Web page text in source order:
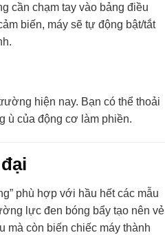
cần chạm tay vào bảng điều
biến, máy sẽ tự động bật/tắt
hiện nay. Bạn có thể thoải
ù của động cơ làm phiền.
phù hợp với hầu hết các mẫu
lực đen bóng bẩy tạo nên vẻ
mà còn biến chiếc máy thành